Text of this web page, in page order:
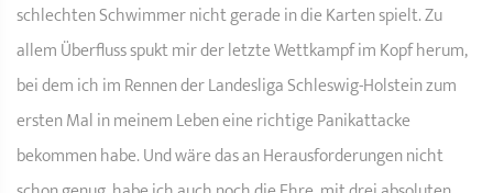
schlechten Schwimmer nicht gerade in die Karten spielt. Zu
allem Überfluss spukt mir der letzte Wettkampf im Kopf herum,
bei dem ich im Rennen der Landesliga Schleswig-Holstein zum
ersten Mal in meinem Leben eine richtige Panikattacke
bekommen habe. Und wäre das an Herausforderungen nicht